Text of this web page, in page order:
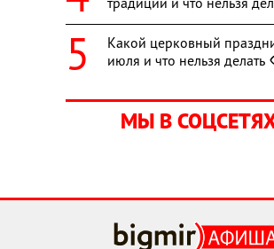
Какой церковный
июля и что нельзя делать
МЫ В